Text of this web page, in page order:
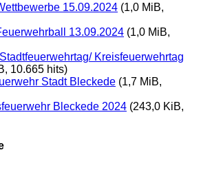
15.09.2024 (1,0 MiB,
13.09.2024 (1,0 MiB,
Kreisfeuerwehrtag
10.665 hits)
Stadt Bleckede (1,7 MiB,
Bleckede 2024 (243,0 KiB,